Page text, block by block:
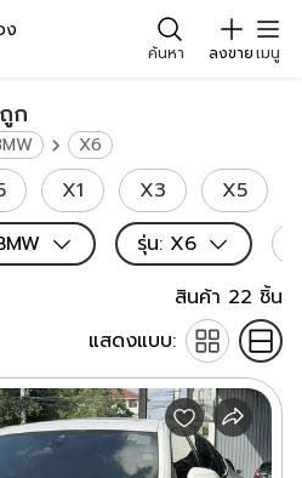
ง
ค้นหา ลงขายเมนู
ก
X6
แสดงแบบ:
X1 X3 X5
สินค้า 22 ชิ้น
รุ่น: X6